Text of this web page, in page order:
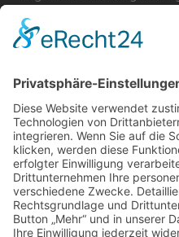
Links
Unabhängige
Wir sind ein Querschnitt
Alters, der Berufe,
Bei uns kann man nicht
keine starren Strukturen,